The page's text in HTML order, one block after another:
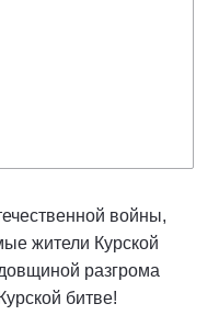
войны,
жители Курской
разгрома
битве!